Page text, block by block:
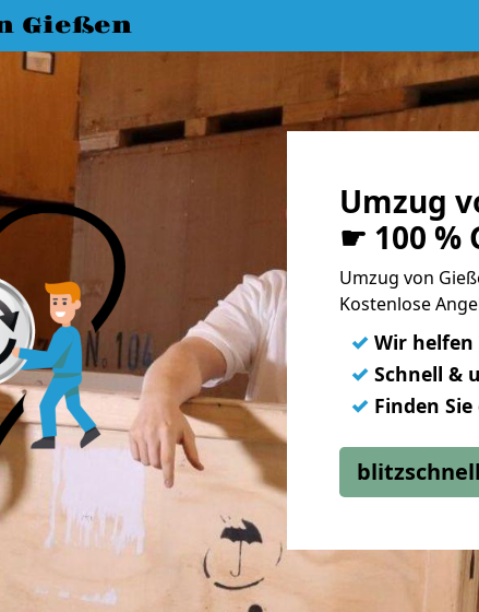
Gießen
Umzug
☛ 100 %
Umzug von
Kostenlose
✓ Wir
✓ Schnell &
✓ Finden